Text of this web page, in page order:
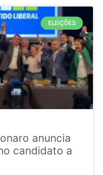
ELEIÇÕES
anuncia
candidato a